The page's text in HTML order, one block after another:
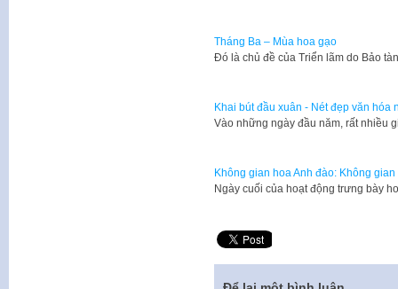
Tháng Ba – Mùa hoa gạo
Đó là chủ đề của Triển lãm do Bảo
Khai bút đầu xuân - Nét đẹp văn hóa
Vào những ngày đầu năm, rất nhiều
Không gian hoa Anh đào: Không
Ngày cuối của hoạt động trưng bày